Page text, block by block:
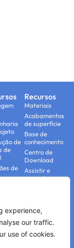
experience,
our traffic.
use of cookies.
de
de
de
Recursos
Materiais
Acabamentos
de superfície
Base de
conhecimento
Centro de
Download
Assistir e
aprender